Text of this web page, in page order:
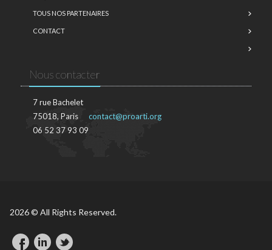
TOUS NOS PARTENAIRES
CONTACT
Nous contacter
7 rue Bachelet
75018, Paris
06 52 37 93 09
contact@proarti.org
2026 © All Rights Reserved.